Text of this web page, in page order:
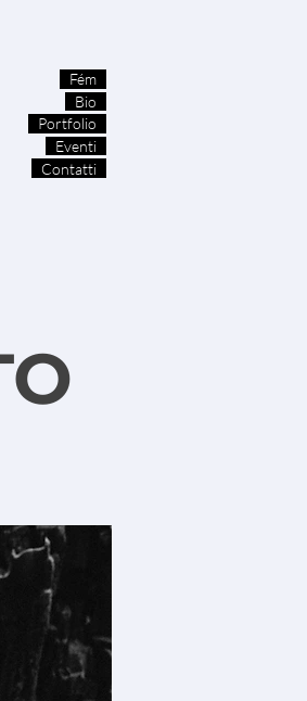
Fém
Bio
Portfolio
Eventi
Contatti